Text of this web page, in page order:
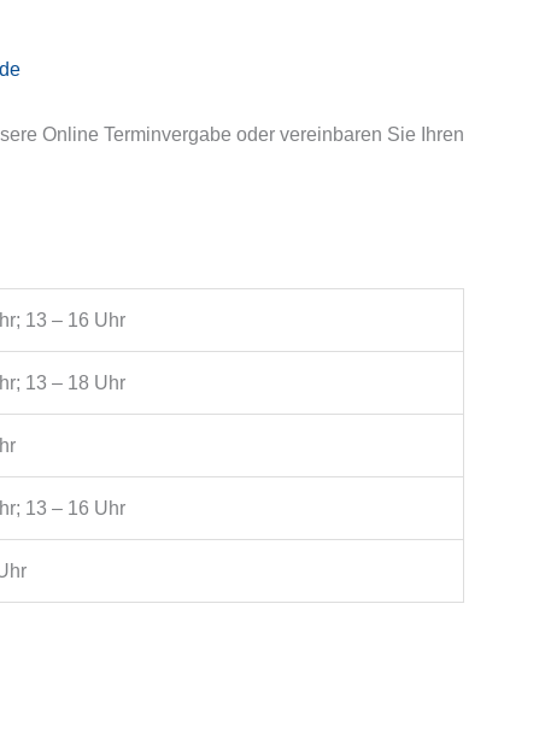
Online Terminvergabe oder vereinbaren Sie Ihren
13 – 16 Uhr
13 – 18 Uhr
13 – 16 Uhr